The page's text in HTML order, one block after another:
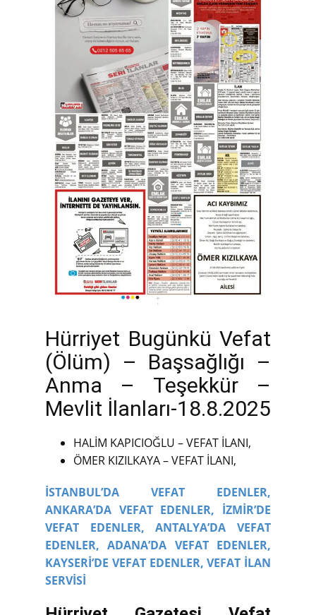
Hürriyet Bugünkü Vefat
(Ölüm) – Başsağlığı –
Anma – Teşekkür –
Mevlit İlanları-18.8.2025
HALİM KAPICIOĞLU – VEFAT İLANI,
ÖMER KIZILKAYA – VEFAT İLANI,
İSTANBUL’DA VEFAT EDENLER,
ANKARA’DA VEFAT EDENLER, İZMİR’DE
VEFAT EDENLER,
ANTALYA’DA VEFAT
EDENLER, ADANA’DA VEFAT EDENLER,
KAYSERİ’DE VEFAT EDENLER, VEFAT İLAN
SERVİSİ